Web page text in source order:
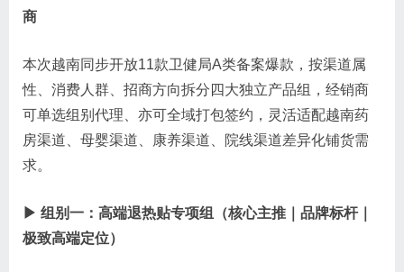
商
本次越南同步开放11款卫健局A类备案爆款，按渠道属
性、消费人群、招商方向拆分四大独立产品组，经销商
可单选组别代理、亦可全域打包签约，灵活适配越南药
房渠道、母婴渠道、康养渠道、院线渠道差异化铺货需
求。
▶ 组别一：高端退热贴专项组（核心主推｜品牌标杆｜
极致高端定位）